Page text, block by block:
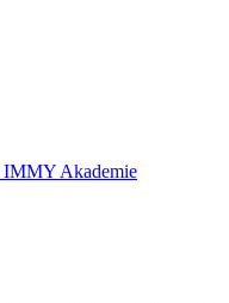
IMMY Akademie